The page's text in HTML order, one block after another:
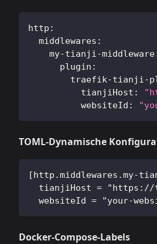
http :
middlewares :
my-tianji-middleware
plugin :
traefik-tianji-
tianjiHost :
websiteId :
TOML-Dynamische
[http.middlewares.my-
tianjiHost =
websiteId = "your-
Docker-Compose-Labels